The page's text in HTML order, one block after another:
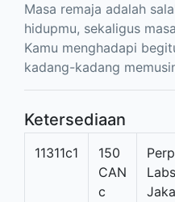
Masa remaja adalah
hidupmu, sekaligus
Kamu menghadapi
kadang-kadang
Ketersediaan
11311c1
150
CAN
c